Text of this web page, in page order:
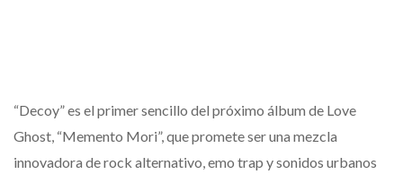
“Decoy” es el primer sencillo del próximo álbum de Love
Ghost, “Memento Mori”, que promete ser una mezcla
innovadora de rock alternativo, emo trap y sonidos urbanos